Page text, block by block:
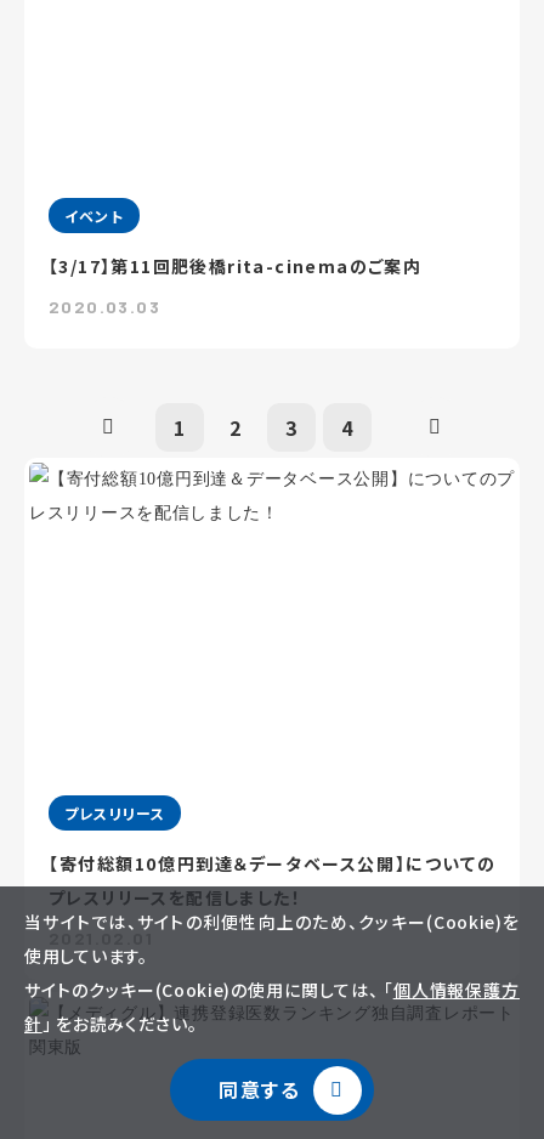
イベント
【3/17】第11回肥後橋rita-cinemaのご案内
2020.03.03
1 2 3 4
プレスリリース
【寄付総額10億円到達＆データベース公開】についての
プレスリリースを配信しました！
当サイトでは、サイトの利便性向上のため、クッキー(Cookie)を
使用しています。
サイトのクッキー(Cookie)の使用に関しては、 「個人情報保護方
針」 をお読みください。
同意する